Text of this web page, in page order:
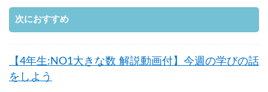
次におすすめ
【4年生:NO1大きな数 解説動画付】今週の学びの話
をしよう